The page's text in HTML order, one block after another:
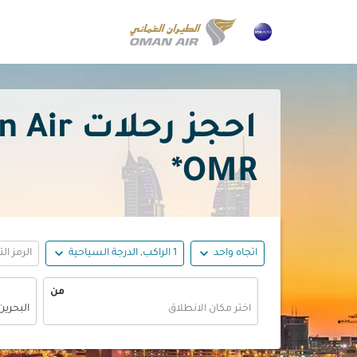
احجز رحلات Oman Air رخيصة إلى البحرين بدءًا من
OMR*
اتجاه واحد expand_more 1 الراكب, الدرجة السياحية expand_more الرمز
من